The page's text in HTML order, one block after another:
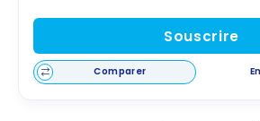
Souscrire
Comparer